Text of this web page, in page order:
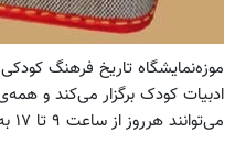
موزه‌‌نمایشگاه تاریخ فرهنگ
ادبیات کودک برگزار می‌کند و
می‌توانند هرروز از ساعت ۹ تا ۱۷ به دیدن این موزه‌‌نمایشگاه بروند.